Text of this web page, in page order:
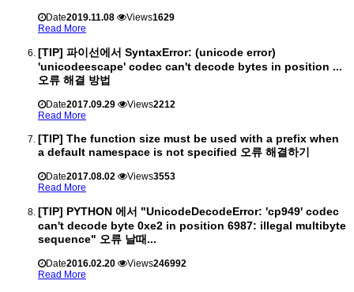
Date2019.11.08 Views1629
Read More
[TIP] 파이선에서 SyntaxError: (unicode error)
'unicodeescape' codec can't decode bytes in position ...
오류 해결 방법
Date2017.09.29 Views2212
Read More
[TIP] The function size must be used with a prefix when
a default namespace is not specified 오류 해결하기
Date2017.08.02 Views3553
Read More
[TIP] PYTHON 에서 "UnicodeDecodeError: 'cp949' codec
can't decode byte 0xe2 in position 6987: illegal multibyte
sequence" 오류 날때...
Date2016.02.20 Views246992
Read More